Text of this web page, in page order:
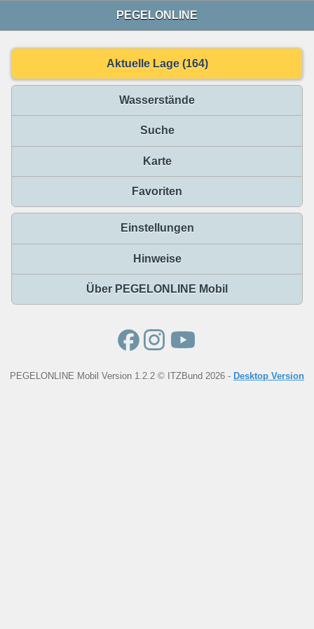
PEGELONLINE
Aktuelle Lage (164)
Wasserstände
Suche
Karte
Favoriten
Einstellungen
Hinweise
Über PEGELONLINE Mobil
PEGELONLINE Mobil Version 1.2.2 © ITZBund 2026 - Desktop Version